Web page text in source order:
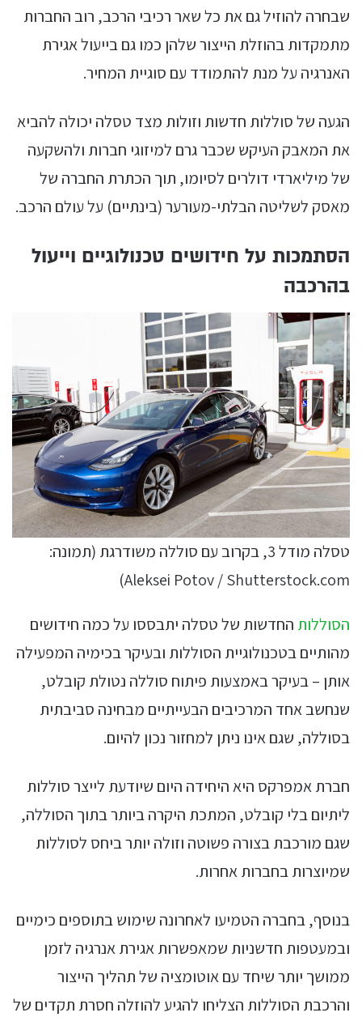
שבחרה להוזיל גם את כל שאר רכיבי הרכב, רוב החברות
מתמקדות בהוזלת הייצור שלהן כמו גם בייעול אגירת
האנרגיה על מנת להתמודד עם סוגיית המחיר.
הגעה של סוללות חדשות וזולות מצד טסלה יכולה להביא
את המאבק העיקש שכבר גרם למיזוגי חברות ולהשקעה
של מיליארדי דולרים לסיומו, תוך הכתרת החברה של
מאסק לשליטה הבלתי-מעורער (בינתיים) על עולם הרכב.
הסתמכות על חידושים טכנולוגיים וייעול
בהרכבה
טסלה מודל 3, בקרוב עם סוללה משודרגת (תמונה:
Aleksei Potov / Shutterstock.com)
הסוללות החדשות של טסלה יתבססו על כמה חידושים
מהותיים בטכנולוגיית הסוללות ובעיקר בכימיה המפעילה
אותן – בעיקר באמצעות פיתוח סוללה נטולת קובלט,
שנחשב אחד המרכיבים הבעייתיים מבחינה סביבתית
בסוללה, שגם אינו ניתן למחזור נכון להיום.
חברת אמפרקס היא היחידה היום שיודעת לייצר סוללות
ליתיום בלי קובלט, המתכת היקרה ביותר בתוך הסוללה,
שגם מורכבת בצורה פשוטה וזולה יותר ביחס לסוללות
שמיוצרות בחברות אחרות.
בנוסף, בחברה הטמיעו לאחרונה שימוש בתוספים כימיים
ובמעטפות חדשניות שמאפשרות אגירת אנרגיה לזמן
ממושך יותר שיחד עם אוטומציה של תהליך הייצור
והרכבת הסוללות הצליחו להגיע להוזלה חסרת תקדים של